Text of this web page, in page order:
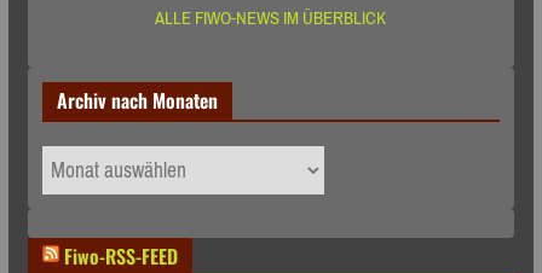
ALLE FIWO-NEWS IM ÜBERBLICK
Archiv nach Monaten
Archiv
nach
Fiwo-RSS-FEED